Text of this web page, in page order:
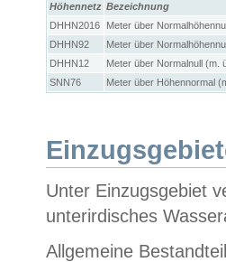
Höhennetz Bezeichnung
DHHN2016
Meter über
DHHN92
Meter über
DHHN12
Meter über Normalnull (m.
SNN76
Meter über Höhennormal
Unter Einzugsgebiet
unterirdisches
Allgemeine